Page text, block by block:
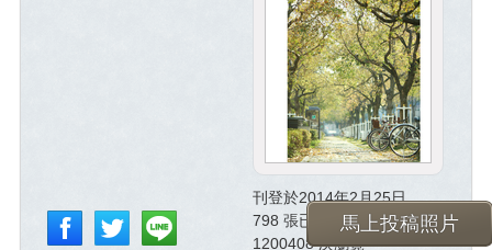
馬上投稿照片
刊登於2014年2月25日
798 張已投稿照片
1200408 次瀏覽